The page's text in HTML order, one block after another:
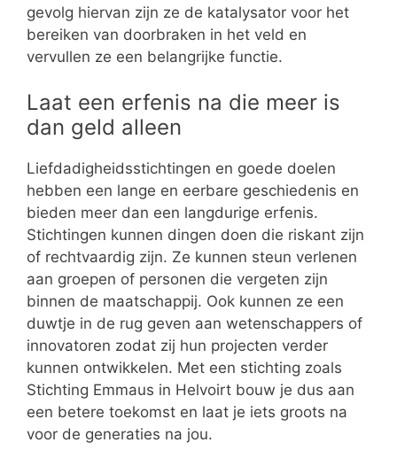
gevolg hiervan zijn ze de katalysator voor het
bereiken van doorbraken in het veld en
vervullen ze een belangrijke functie.
Laat een erfenis na die meer is
dan geld alleen
Liefdadigheidsstichtingen en goede doelen
hebben een lange en eerbare geschiedenis en
bieden meer dan een langdurige erfenis.
Stichtingen kunnen dingen doen die riskant zijn
of rechtvaardig zijn. Ze kunnen steun verlenen
aan groepen of personen die vergeten zijn
binnen de maatschappij. Ook kunnen ze een
duwtje in de rug geven aan wetenschappers of
innovatoren zodat zij hun projecten verder
kunnen ontwikkelen. Met een stichting zoals
Stichting Emmaus in Helvoirt bouw je dus aan
een betere toekomst en laat je iets groots na
voor de generaties na jou.